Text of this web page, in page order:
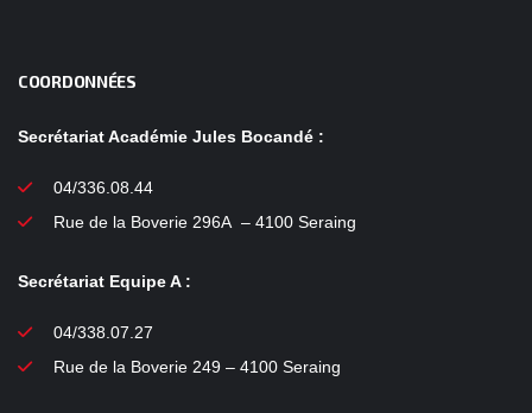
COORDONNÉES
Secrétariat Académie Jules Bocandé :
04/336.08.44
Rue de la Boverie 296A – 4100 Seraing
Secrétariat Equipe A :
04/338.07.27
Rue de la Boverie 249 – 4100 Seraing